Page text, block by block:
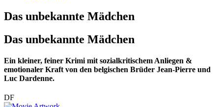
Das unbekannte Mädchen
Das unbekannte Mädchen
Ein kleiner, feiner Krimi mit sozialkritischem Anliegen &
emotionaler Kraft von den belgischen Brüder Jean-Pierre und
Luc Dardenne.
DF